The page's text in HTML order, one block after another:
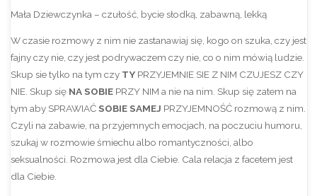
Mała Dziewczynka – czułość, bycie słodką, zabawną, lekką
W czasie rozmowy z nim nie zastanawiaj się, kogo on szuka, czy jest
fajny czy nie, czy jest podrywaczem czy nie, co o nim mówią ludzie.
Skup sie tylko na tym czy TYPRZYJEMNIE SIE Z NIM CZUJESZ CZY
NIE. Skup się NA SOBIEPRZY NIM a nie na nim. Skup się zatem na
tym aby SPRAWIAĆSOBIE SAMEJ PRZYJEMNOŚĆ rozmową z nim.
Czyli na zabawie, na przyjemnych emocjach, na poczuciu humoru,
szukaj w rozmowie śmiechu albo romantyczności, albo
seksualności. Rozmowa jest dla Ciebie. Cala relacja z facetem jest
dla Ciebie.